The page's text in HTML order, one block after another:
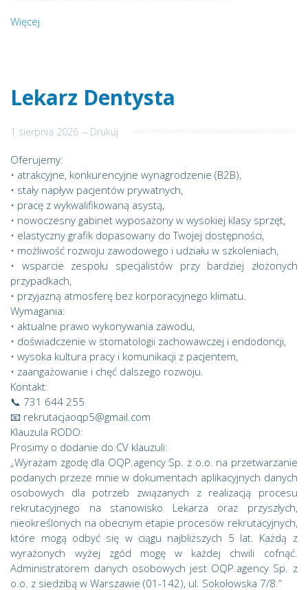
Więcej
Lekarz Dentysta
1 sierpnia 2026--- Drukuj
Oferujemy:
• atrakcyjne, konkurencyjne wynagrodzenie (B2B),
• stały napływ pacjentów prywatnych,
• pracę z wykwalifikowaną asystą,
• nowoczesny gabinet wyposażony w wysokiej klasy sprzęt,
• elastyczny grafik dopasowany do Twojej dostępności,
• możliwość rozwoju zawodowego i udziału w szkoleniach,
• wsparcie zespołu specjalistów przy bardziej złożonych
przypadkach,
• przyjazną atmosferę bez korporacyjnego klimatu.
Wymagania:
• aktualne prawo wykonywania zawodu,
• doświadczenie w stomatologii zachowawczej i endodoncji,
• wysoka kultura pracy i komunikacji z pacjentem,
• zaangażowanie i chęć dalszego rozwoju.
Kontakt:
📞 731 644 255
📧 rekrutacjaoqp5@gmail.com
Klauzula RODO:
Prosimy o dodanie do CV klauzuli:
„Wyrażam zgodę dla OQP.agency Sp. z o.o. na przetwarzanie
podanych przeze mnie w dokumentach aplikacyjnych danych
osobowych dla potrzeb związanych z realizacją procesu
rekrutacyjnego na stanowisko Lekarza oraz przyszłych,
nieokreślonych na obecnym etapie procesów rekrutacyjnych,
które mogą odbyć się w ciągu najbliższych 5 lat. Każdą z
wyrażonych wyżej zgód mogę w każdej chwili cofnąć.
Administratorem danych osobowych jest OQP.agency Sp. z
o.o. z siedzibą w Warszawie (01-142), ul. Sokołowska 7/8.”